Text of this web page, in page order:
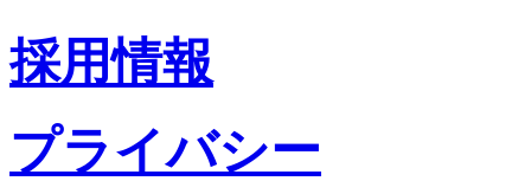
採用情報
プライバシー